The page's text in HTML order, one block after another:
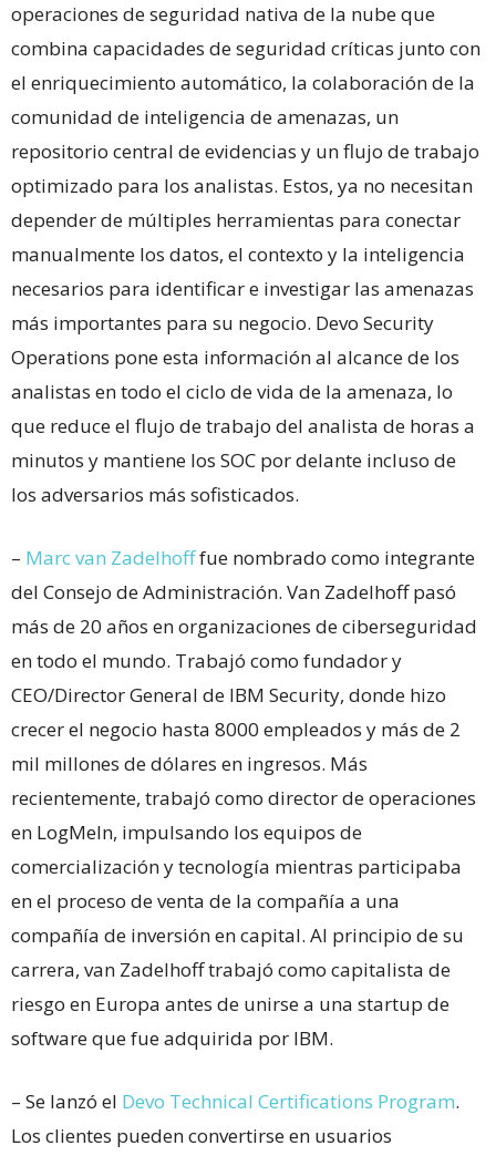
operaciones de seguridad nativa de la nube que
combina capacidades de seguridad críticas junto con
el enriquecimiento automático, la colaboración de la
comunidad de inteligencia de amenazas, un
repositorio central de evidencias y un flujo de trabajo
optimizado para los analistas. Estos, ya no necesitan
depender de múltiples herramientas para conectar
manualmente los datos, el contexto y la inteligencia
necesarios para identificar e investigar las amenazas
más importantes para su negocio. Devo Security
Operations pone esta información al alcance de los
analistas en todo el ciclo de vida de la amenaza, lo
que reduce el flujo de trabajo del analista de horas a
minutos y mantiene los SOC por delante incluso de
los adversarios más sofisticados.
– Marc van Zadelhofffue nombrado como integrante
del Consejo de Administración. Van Zadelhoff pasó
más de 20 años en organizaciones de ciberseguridad
en todo el mundo. Trabajó como fundador y
CEO/Director General de IBM Security, donde hizo
crecer el negocio hasta 8000 empleados y más de 2
mil millones de dólares en ingresos. Más
recientemente, trabajó como director de operaciones
en LogMeIn, impulsando los equipos de
comercialización y tecnología mientras participaba
en el proceso de venta de la compañía a una
compañía de inversión en capital. Al principio de su
carrera, van Zadelhoff trabajó como capitalista de
riesgo en Europa antes de unirse a una startup de
software que fue adquirida por IBM.
– Se lanzó el Devo Technical Certifications Program.
Los clientes pueden convertirse en usuarios